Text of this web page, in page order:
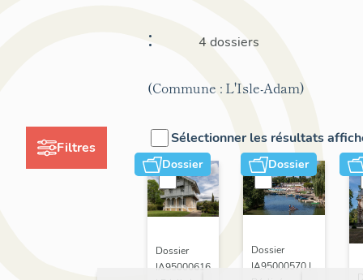
Filtres
:
4 dossiers
(Commune : L'Isle-Adam)
Sélectionner les résultats
Dossier
Dossier
IA95000616
Dossier
Dossier
IA95000570 |